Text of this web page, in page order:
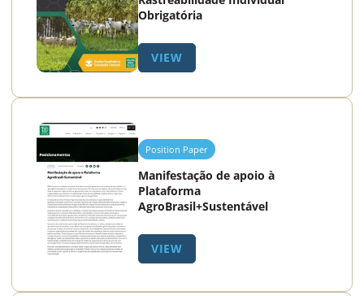
Obrigatória
VIEW
Position Paper
Manifestação de apoio à
Plataforma
AgroBrasil+Sustentável
VIEW